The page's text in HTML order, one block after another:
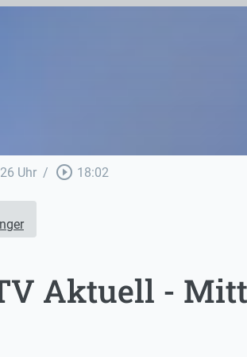
Uhr / play_circle_outline 18:02
Aktuell -